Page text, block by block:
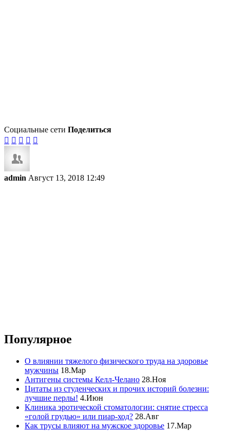
Социальные сети Поделиться
    
admin Август 13, 2018 12:49
Популярное
О влиянии тяжелого физического труда на здоровье
мужчины 18.Мар
Антигены системы Келл-Челано 28.Ноя
Цитаты из студенческих и прочих историй болезни:
лучшие перлы! 4.Июн
Клиника эротической стоматологии: снятие стресса
«голой грудью» или пиар-ход? 28.Авг
Как трусы влияют на мужское здоровье 17.Мар